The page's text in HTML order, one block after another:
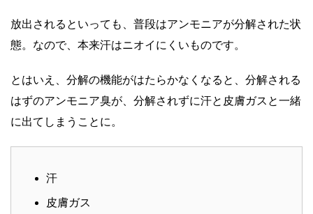
放出されるといっても、普段はアンモニアが分解された状
態。なので、本来汗はニオイにくいものです。
とはいえ、分解の機能がはたらかなくなると、分解される
はずのアンモニア臭が、分解されずに汗と皮膚ガスと一緒
に出てしまうことに。
汗
皮膚ガス